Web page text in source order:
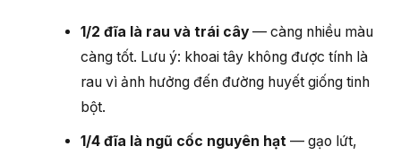
1/2 đĩa là rau và trái cây— càng nhiều màu
càng tốt. Lưu ý: khoai tây không được tính là
rau vì ảnh hưởng đến đường huyết giống tinh
bột.
1/4 đĩa là ngũ cốc nguyên hạt — gạo lứt,